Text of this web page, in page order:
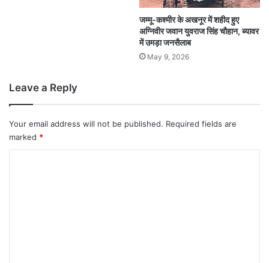
जम्मू-कश्मीर के अखनूर में शहीद हुए
अग्निवीर जवान युवराज सिंह चौहान, ब्यावर
में उमड़ा जनसैलाब
May 9, 2026
Leave a Reply
Your email address will not be published. Required fields are
marked *